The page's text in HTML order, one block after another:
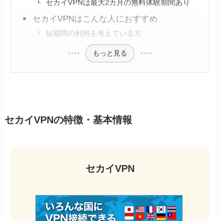
セカイVPNは最大2カ月の無料体験期間あり
セカイVPNはこんな人におすすめ
短期間の利用を考えている方
もっと見る
セカイVPNの特徴・基本情報
セカイVPN